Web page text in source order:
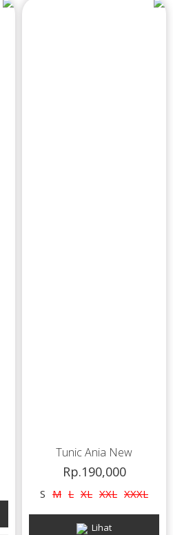
Tunic Ania New
Rp.190,000
S M L XL XXL XXXL
Lihat